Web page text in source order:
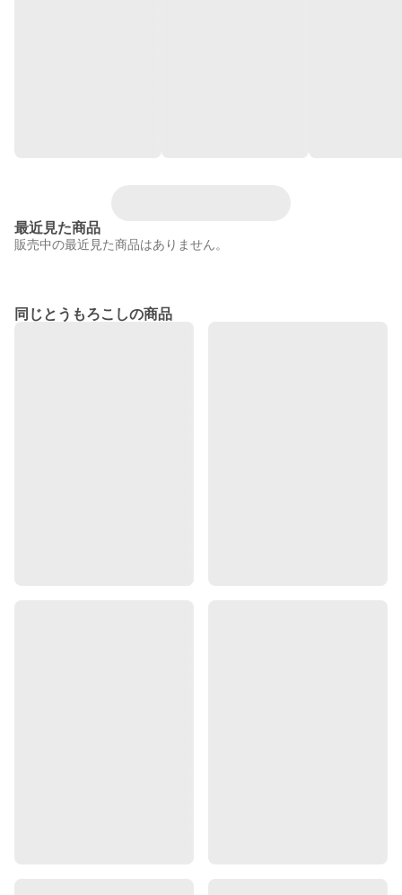
最近見た商品
販売中の最近見た商品はありません。
同じとうもろこしの商品